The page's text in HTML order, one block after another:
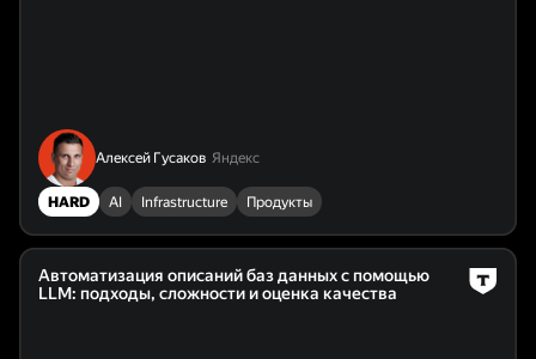
Алексей Гусаков Яндекс
HARD AI Infrastructure Продукты
Автоматизация описаний баз данных с помощью
LLM: подходы, сложности и оценка качества